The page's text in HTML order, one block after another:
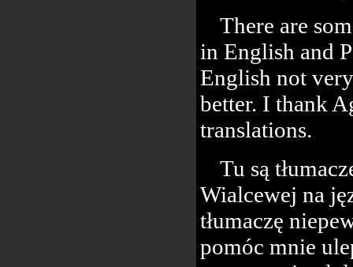
There are
in English and
English not
better. I thank
translations.
Tu są
Wialcewej na
tłumaczę
pomóc mnie